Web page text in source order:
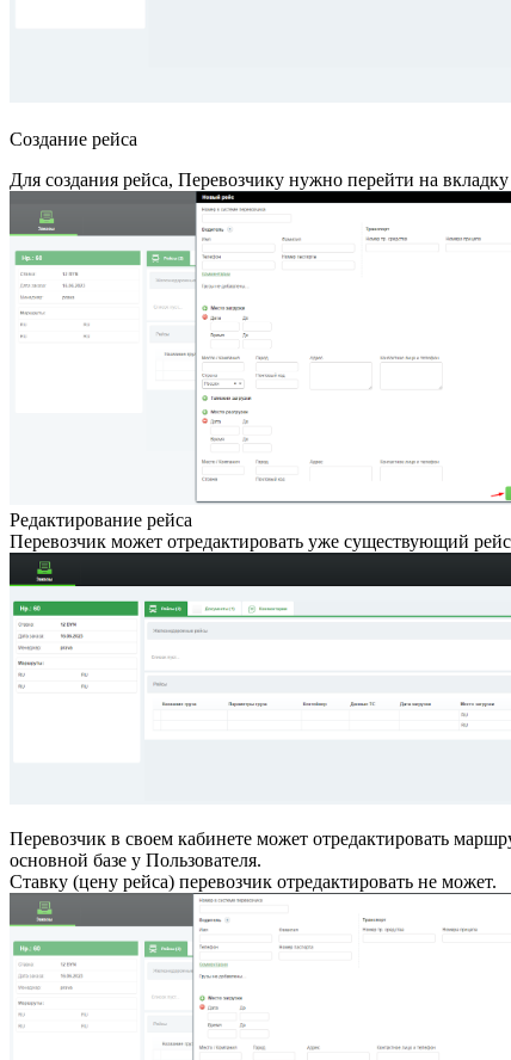
Создание рейса
Для создания рейса, Перевозчику нужно перейти на
Редактирование рейса
Перевозчик может отредактировать уже существующий
Перевозчик в своем кабинете может отредактировать
основной базе у Пользователя.
Ставку (цену рейса) перевозчик отредактировать не может.